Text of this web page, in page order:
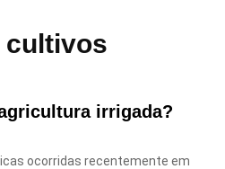
cultivos
irrigada?
ocorridas recentemente em